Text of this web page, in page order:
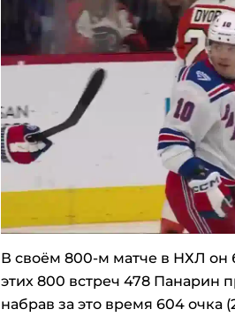
В своём 800-м матче в НХЛ он
этих 800 встреч 478 Панарин
набрав за это время 604 очка